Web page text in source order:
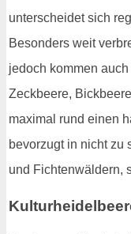
unterscheidet sich
Besonders weit
jedoch kommen
Zeckbeere,
maximal rund einen
bevorzugt in nicht zu
und Fichtenwäldern,